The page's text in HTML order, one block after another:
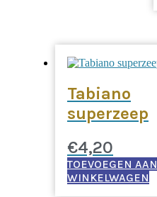
Tabiano
superzeep
€4,20
TOEVOEGEN AAN
WINKELWAGEN